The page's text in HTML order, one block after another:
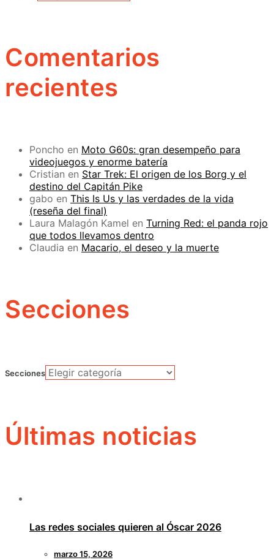
Comentarios
recientes
Poncho en Moto G60s: gran desempeño para
videojuegos y enorme batería
Cristian en Star Trek: El origen de los Borg y el
destino del Capitán Pike
gabo en This Is Us y las verdades de la vida
(reseña del final)
Laura Malagón Kamel en Turning Red: el panda rojo
que todos llevamos dentro
Claudia en Macario, el deseo y la muerte
Secciones
Secciones
Últimas noticias
Las redes sociales quieren al Óscar 2026
marzo 15, 2026